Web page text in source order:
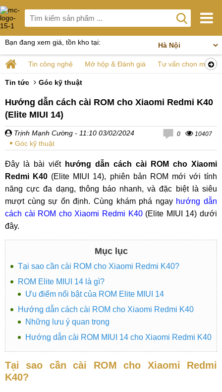
Bạn đang xem giá, tồn kho tại:
Tin công nghệ Mở hộp & Đánh giá Tư vấn chọn mua
Tin tức Góc kỹ thuật
Hướng dẫn cách cài ROM cho Xiaomi Redmi K40
(Elite MIUI 14)
Trịnh Mạnh Cường - 11:10 03/02/2024
Góc kỹ thuật
0 10407
Đây là bài viết hướng dẫn cách cài ROM cho Xiaomi
Redmi K40 (Elite MIUI 14), phiên bản ROM mới với tính
năng cực đa dạng, thông báo nhanh, và đặc biệt là siêu
mượt cùng sự ổn định. Cùng khám phá ngay hướng dẫn
cách cài ROM cho Xiaomi Redmi K40(Elite MIUI 14) dưới
đây.
Mục lục
Tại sao cần cài ROM cho Xiaomi Redmi K40?
ROM Elite MIUI 14 là gì?
Ưu điểm nổi bật của ROM Elite MIUI 14
Hướng dẫn cách cài ROM cho Xiaomi Redmi K40
Những lưu ý quan trọng
Hướng dẫn cài ROM MIUI 14 cho Xiaomi Redmi K40
Tại sao cần cài ROM cho Xiaomi Redmi
K40?